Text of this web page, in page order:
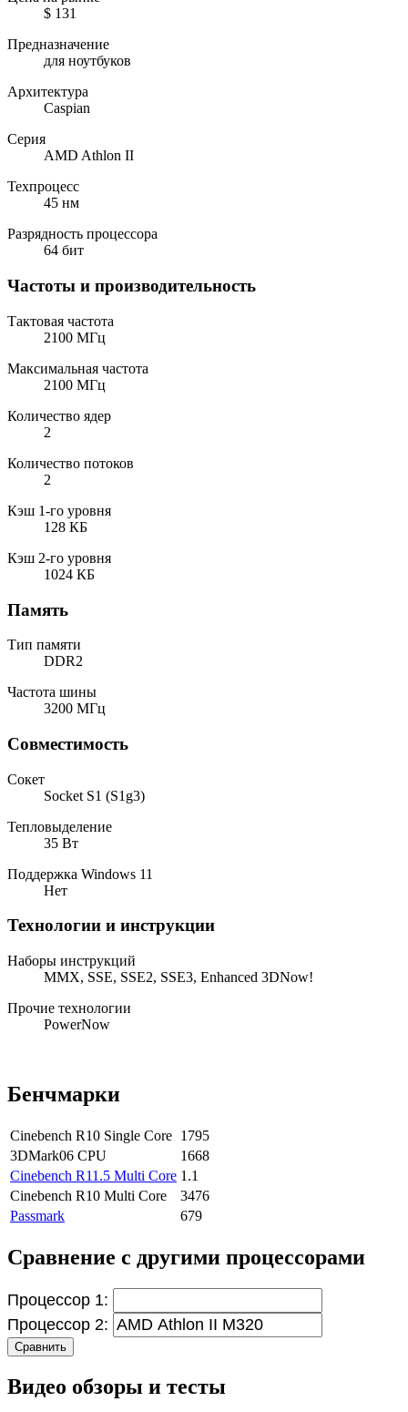
$ 131
Предназначение
для ноутбуков
Архитектура
Caspian
Серия
AMD Athlon II
Техпроцесс
45 нм
Разрядность процессора
64 бит
Частоты и производительность
Тактовая частота
2100 МГц
Максимальная частота
2100 МГц
Количество ядер
2
Количество потоков
2
Кэш 1-го уровня
128 КБ
Кэш 2-го уровня
1024 КБ
Память
Тип памяти
DDR2
Частота шины
3200 МГц
Совместимость
Сокет
Socket S1 (S1g3)
Тепловыделение
35 Вт
Поддержка Windows 11
Нет
Технологии и инструкции
Наборы инструкций
MMX, SSE, SSE2, SSE3, Enhanced 3DNow!
Прочие технологии
PowerNow
Бенчмарки
Cinebench R10 Single Core 1795
3DMark06 CPU
1668
Cinebench R11.5 Multi Core 1.1
Cinebench R10 Multi Core
3476
Passmark
679
Сравнение с другими процессорами
Процессор 1:
Процессор 2:
Сравнить
Видео обзоры и тесты